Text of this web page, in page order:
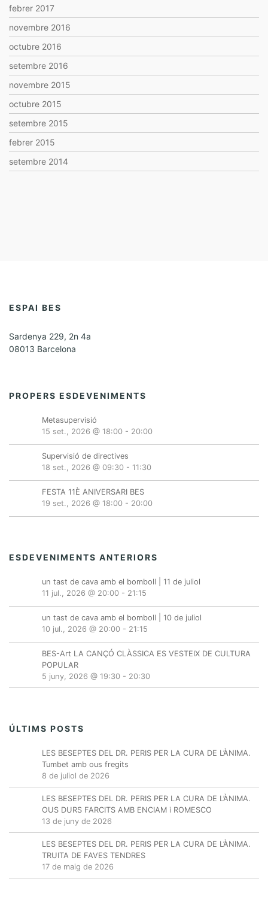
febrer 2017
novembre 2016
octubre 2016
setembre 2016
novembre 2015
octubre 2015
setembre 2015
febrer 2015
setembre 2014
ESPAI BES
Sardenya 229, 2n 4a
08013 Barcelona
PROPERS ESDEVENIMENTS
Metasupervisió
15 set., 2026 @ 18:00 - 20:00
Supervisió de directives
18 set., 2026 @ 09:30 - 11:30
FESTA 11È ANIVERSARI BES
19 set., 2026 @ 18:00 - 20:00
ESDEVENIMENTS ANTERIORS
un tast de cava amb el bomboll | 11 de juliol
11 jul., 2026 @ 20:00 - 21:15
un tast de cava amb el bomboll | 10 de juliol
10 jul., 2026 @ 20:00 - 21:15
BES-Art LA CANÇÓ CLÀSSICA ES VESTEIX DE CULTURA
POPULAR
5 juny, 2026 @ 19:30 - 20:30
ÚLTIMS POSTS
LES BESEPTES DEL DR. PERIS PER LA CURA DE L’ÀNIMA.
Tumbet amb ous fregits
8 de juliol de 2026
LES BESEPTES DEL DR. PERIS PER LA CURA DE L’ÀNIMA.
OUS DURS FARCITS AMB ENCIAM i ROMESCO
13 de juny de 2026
LES BESEPTES DEL DR. PERIS PER LA CURA DE L’ÀNIMA.
TRUITA DE FAVES TENDRES
17 de maig de 2026